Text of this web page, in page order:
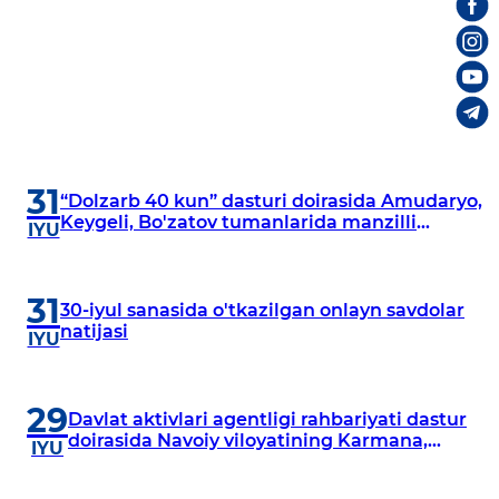
31
IYU
“Dolzarb 40 kun” dasturi doirasida Amudaryo,
Keygeli, Bo'zatov tumanlarida manzilli
31
IYU
30-iyul sanasida o'tkazilgan onlayn savdolar
natijasi
29
IYU
Davlat aktivlari agentligi rahbariyati dastur
doirasida Navoiy viloyatining Karmana,